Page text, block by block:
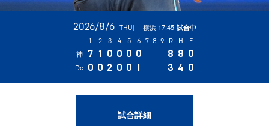
2026/8/6 [THU] 横浜 17:45 試合中
1 2 3 4 5 6 7 8 9 R H E
神 7 1 0 0 0 0 8 8 0
De 0 0 2 0 0 1 3 4 0
試合詳細